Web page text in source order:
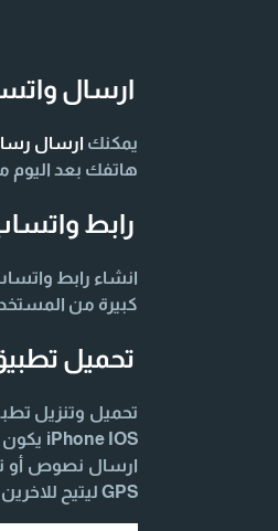
ارسال
يمكنك ارسال
هاتفك بعد اليوم
رابط
انشاء رابط
كبيرة من
تحميل
ارسال نصوص أو
GPS ليتيح للاخرين الوصول إلى مكانك، وفي حال احتجت أي مساعدة اليك